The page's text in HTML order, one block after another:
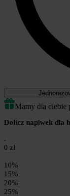
Mamy dla ciebie
Dolicz napiwek dla
0 zł
10%
15%
20%
25%